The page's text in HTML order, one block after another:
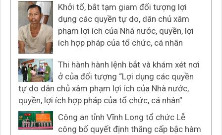
Khởi tố, bắt tạm giam đối tượng lợi
dụng các quyền tự do, dân chủ xâm
phạm lợi ích của Nhà nước, quyền, lợi
ích hợp pháp của tổ chức, cá nhân
Thi hành hành lệnh bắt và khám xét nơi
ở của đối tượng “Lợi dụng các quyền
tự do dân chủ xâm phạm lợi ích của Nhà nước,
quyền, lợi ích hợp pháp của tổ chức, cá nhân”
Công an tỉnh Vĩnh Long tổ chức Lễ
công bố quyết định thăng cấp bậc hàm